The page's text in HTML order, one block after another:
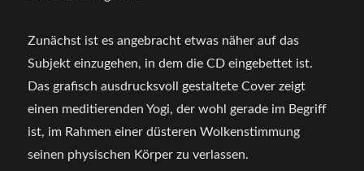
Zunächst ist es angebracht etwas näher auf das
Subjekt einzugehen, in dem die CD eingebettet ist.
Das grafisch ausdrucksvoll gestaltete Cover zeigt
einen meditierenden Yogi, der wohl gerade im Begriff
ist, im Rahmen einer düsteren Wolkenstimmung
seinen physischen Körper zu verlassen.